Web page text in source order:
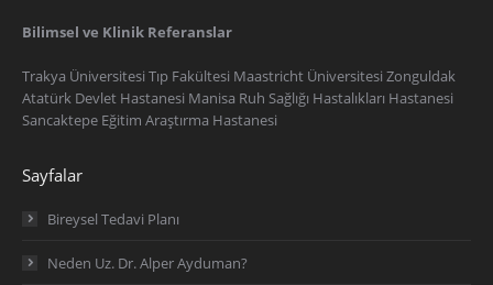
Bilimsel ve Klinik Referanslar
Trakya Üniversitesi Tıp Fakültesi Maastricht Üniversitesi Zonguldak
Atatürk Devlet Hastanesi Manisa Ruh Sağlığı Hastalıkları Hastanesi
Sancaktepe Eğitim Araştırma Hastanesi
Sayfalar
Bireysel Tedavi Planı
Neden Uz. Dr. Alper Ayduman?